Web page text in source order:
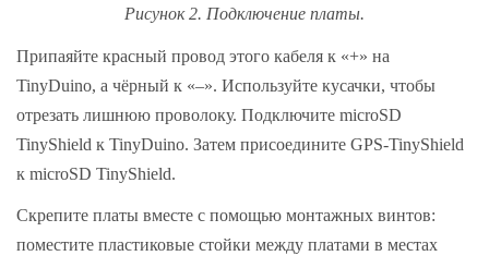
Рисунок 2. Подключение платы.
Припаяйте красный провод этого кабеля к «+» на
TinyDuino, а чёрный к «–». Используйте кусачки, чтобы
отрезать лишнюю проволоку. Подключите microSD
TinyShield к TinyDuino. Затем присоедините GPS-TinyShield
к microSD TinyShield.
Скрепите платы вместе с помощью монтажных винтов:
поместите пластиковые стойки между платами в местах